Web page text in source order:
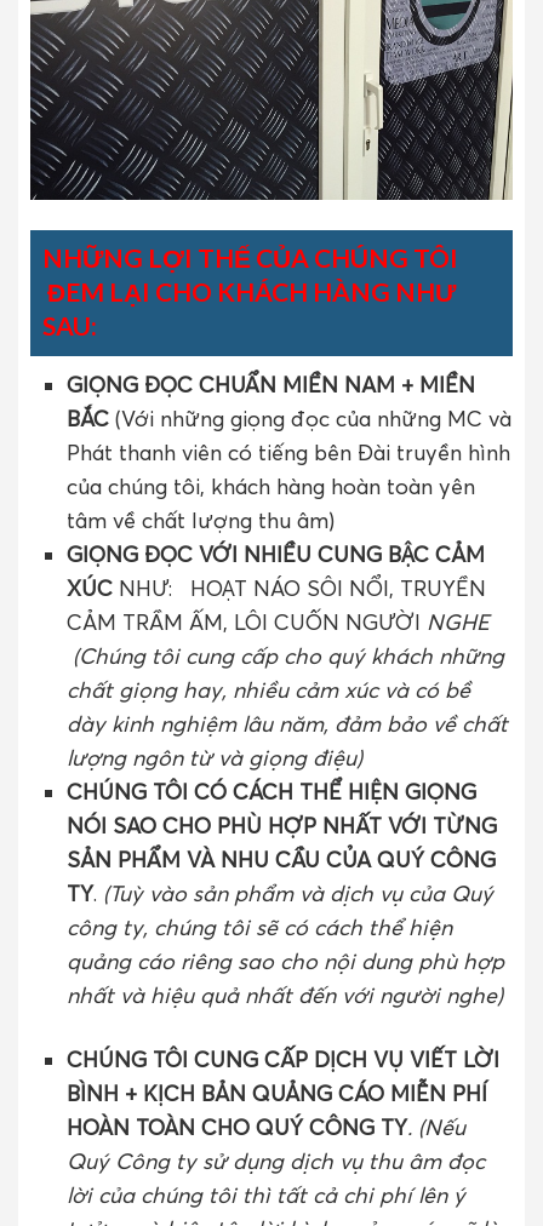
NHỮNG LỢI THẾ CỦA CHÚNG TÔI
ĐEM LẠI CHO KHÁCH HÀNG NHƯ
SAU:
GIỌNG ĐỌC CHUẨN MIỀN NAM + MIỀN
BẮC (Với những giọng đọc của những MC và
Phát thanh viên có tiếng bên Đài truyền hình
của chúng tôi, khách hàng hoàn toàn yên
tâm về chất lượng thu âm)
GIỌNG ĐỌC VỚI NHIỀU CUNG BẬC CẢM
XÚC NHƯ: HOẠT NÁO SÔI NỔI, TRUYỀN
CẢM TRẦM ẤM, LÔI CUỐN NGƯỜI NGHE
(Chúng tôi cung cấp cho quý khách những
chất giọng hay, nhiều cảm xúc và có bề
dày kinh nghiệm lâu năm, đảm bảo về chất
lượng ngôn từ và giọng điệu)
CHÚNG TÔI CÓ CÁCH THỂ HIỆN GIỌNG
NÓI SAO CHO PHÙ HỢP NHẤT VỚI TỪNG
SẢN PHẨM VÀ NHU CẦU CỦA QUÝ CÔNG
TY. (Tuỳ vào sản phẩm và dịch vụ của Quý
công ty, chúng tôi sẽ có cách thể hiện
quảng cáo riêng sao cho nội dung phù hợp
nhất và hiệu quả nhất đến với người nghe)
CHÚNG TÔI CUNG CẤP DỊCH VỤ VIẾT LỜI
BÌNH + KỊCH BẢN QUẢNG CÁO MIỄN PHÍ
HOÀN TOÀN CHO QUÝ CÔNG TY. (Nếu
Quý Công ty sử dụng dịch vụ thu âm đọc
lời của chúng tôi thì tất cả chi phí lên ý